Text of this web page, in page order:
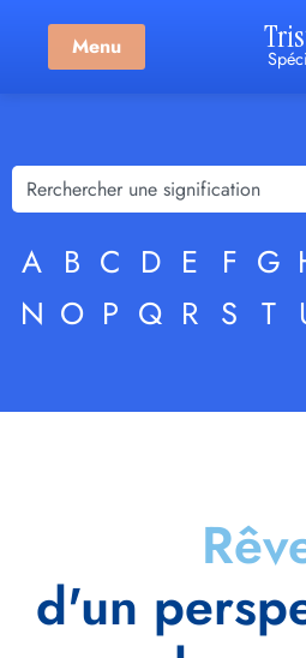
Menu
A B C D E F G
N O P Q R S T
d'un